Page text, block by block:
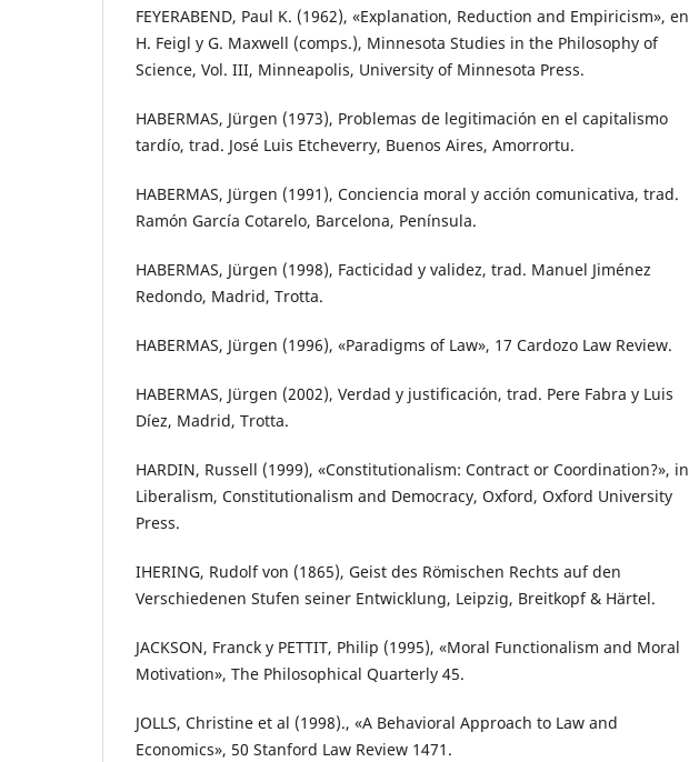
FEYERABEND, Paul K. (1962), «Explanation, Reduction and Empiricism», en
H. Feigl y G. Maxwell (comps.), Minnesota Studies in the Philosophy of
Science, Vol. III, Minneapolis, University of Minnesota Press.
HABERMAS, Jürgen (1973), Problemas de legitimación en el capitalismo
tardío, trad. José Luis Etcheverry, Buenos Aires, Amorrortu.
HABERMAS, Jürgen (1991), Conciencia moral y acción comunicativa, trad.
Ramón García Cotarelo, Barcelona, Península.
HABERMAS, Jürgen (1998), Facticidad y validez, trad. Manuel Jiménez
Redondo, Madrid, Trotta.
HABERMAS, Jürgen (1996), «Paradigms of Law», 17 Cardozo Law Review.
HABERMAS, Jürgen (2002), Verdad y justificación, trad. Pere Fabra y Luis
Díez, Madrid, Trotta.
HARDIN, Russell (1999), «Constitutionalism: Contract or Coordination?», in
Liberalism, Constitutionalism and Democracy, Oxford, Oxford University
Press.
IHERING, Rudolf von (1865), Geist des Römischen Rechts auf den
Verschiedenen Stufen seiner Entwicklung, Leipzig, Breitkopf & Härtel.
JACKSON, Franck y PETTIT, Philip (1995), «Moral Functionalism and Moral
Motivation», The Philosophical Quarterly 45.
JOLLS, Christine et al (1998)., «A Behavioral Approach to Law and
Economics», 50 Stanford Law Review 1471.